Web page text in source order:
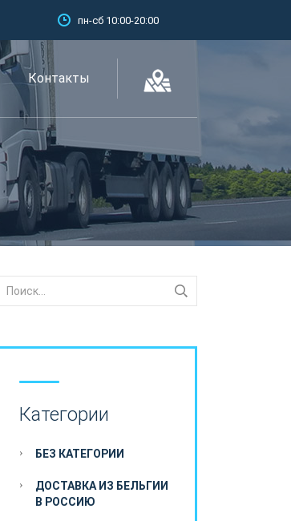
пн-сб 10:00-20:00
Контакты
Категории
БЕЗ КАТЕГОРИИ
ДОСТАВКА ИЗ БЕЛЬГИИ
В РОССИЮ